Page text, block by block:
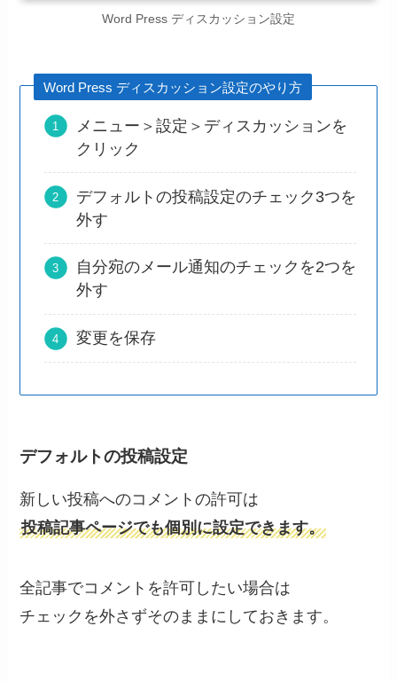
Word Press ディスカッション設定
Word Press ディスカッション設定のやり方
メニュー＞設定＞ディスカッションを
クリック
デフォルトの投稿設定のチェック3つを
外す
自分宛のメール通知のチェックを2つを
外す
変更を保存
デフォルトの投稿設定
新しい投稿へのコメントの許可は
投稿記事ページでも個別に設定できます。
全記事でコメントを許可したい場合は
チェックを外さずそのままにしておきます。